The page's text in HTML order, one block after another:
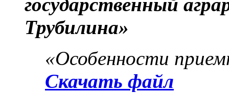
государственный
Трубилина»
«Особенности
Скачать файл